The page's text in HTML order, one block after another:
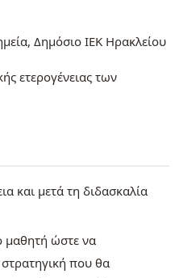
Δημόσιο ΙΕΚ Ηρακλείου
ετερογένειας των
και μετά τη διδασκαλία
μαθητή ώστε να
που θα